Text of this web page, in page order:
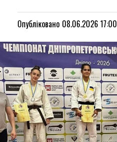
Опубліковано 08.06.2026 17:00